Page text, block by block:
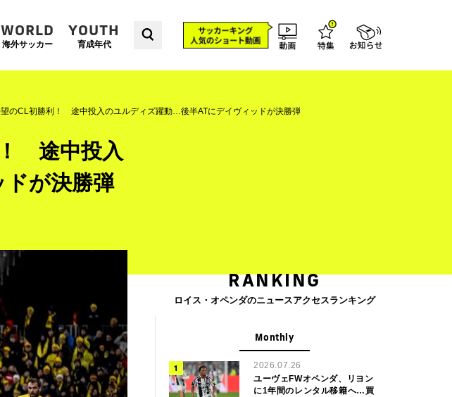
WORLD
海外サッカー
YOUTH
育成年代
のCL初勝利！ 途中投入のユルディズ躍動…後半ATにデイヴィッドが決勝弾
途中投入
が決勝弾
RANKING
ロイス・オペンダのニュースアクセスランキング
Monthly
2026.07.26
ユーヴェFWオペンダ、リヨン
に1年間のレンタル移籍へ…買